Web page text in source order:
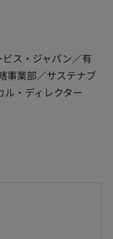
ス・ジャパン／有
事業部／サステナブ
・ディレクター